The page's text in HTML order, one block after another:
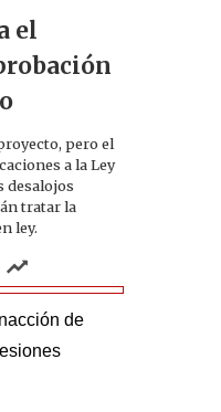
el
pero el
a la Ley
desalojos
tratar la
ley.
de